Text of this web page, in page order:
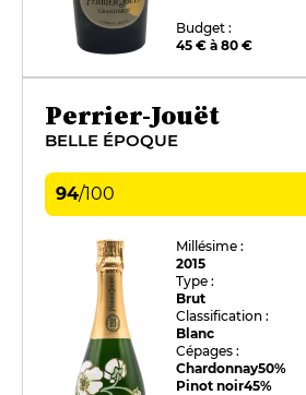
Budget :
45 € à 80 €
Perrier-Jouët
BELLE ÉPOQUE
94/100
Millésime :
2015
Type :
Brut
Classification :
Blanc
Cépages :
Chardonnay50%
Pinot noir45%